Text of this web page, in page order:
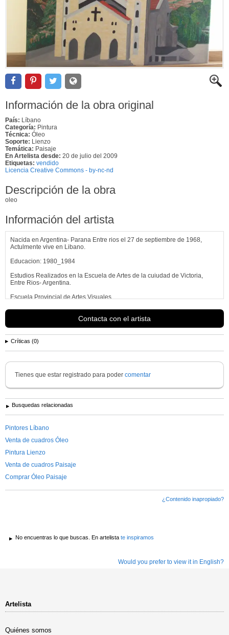
Información de la obra original
País: Líbano
Categoría: Pintura
Técnica: Óleo
Soporte: Lienzo
Temática: Paisaje
En Artelista desde: 20 de julio del 2009
Etiquetas: vendido
Licencia Creative Commons - by-nc-nd
Descripción de la obra
oleo
Información del artista
Nacida en Argentina- Parana Entre rios el 27 de septiembre de 1968,
Actulmente vive en Libano.
Educacion: 1980_1984
Estudios Realizados en la Escuela de Artes de la cuiudad de Victoria,
Entre Rios- Argentina.
Escuela Provincial de Artes Visuales.
Carrera: Maestra en Artes Visuales_ Especialidad "Dibujo y Grabado"
Vigente por el decreto numero: 1331/66
Idioma: Espanol (lengua natal)
Contacta con el artista
Críticas (0)
Tienes que estar registrado para poder comentar
Busquedas relacionadas
Pintores Líbano
Venta de cuadros Óleo
Pintura Lienzo
Venta de cuadros Paisaje
Comprar Óleo Paisaje
¿Contenido inapropiado?
No encuentras lo que buscas. En artelista te inspiramos
Would you prefer to view it in English?
Artelista
Quiénes somos